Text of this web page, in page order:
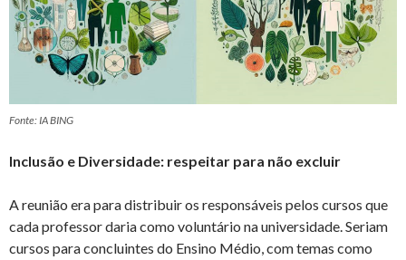
Fonte: IA BING
Inclusão e Diversidade: respeitar para não excluir
A reunião era para distribuir os responsáveis pelos cursos que
cada professor daria como voluntário na universidade. Seriam
cursos para concluintes do Ensino Médio, com temas como